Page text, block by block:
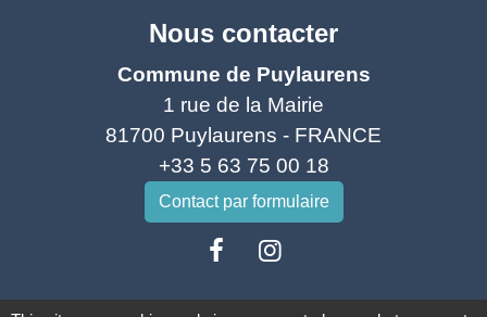
Nous contacter
Commune de Puylaurens
1 rue de la Mairie
81700 Puylaurens - FRANCE
+33 5 63 75 00 18
Contact par formulaire